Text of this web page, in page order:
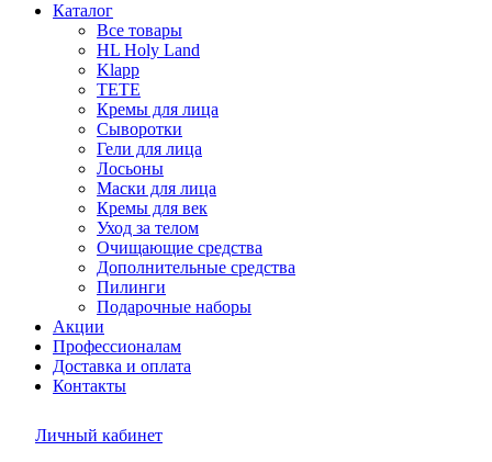
Каталог
Все товары
HL Holy Land
Klapp
TETE
Кремы для лица
Сыворотки
Гели для лица
Лосьоны
Маски для лица
Кремы для век
Уход за телом
Очищающие средства
Дополнительные средства
Пилинги
Подарочные наборы
Акции
Профессионалам
Доставка и оплата
Контакты
Личный кабинет